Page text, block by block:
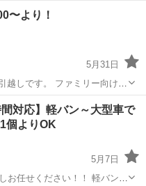
1R〜1K
〜 別途物品を拝見し...
料金
〜より！
5月31日
越しです。 ファミリー向けの
！ 細かい詳細は下記をご覧下
お客様
間対応】軽バン～大型車で
個よりOK
5月7日